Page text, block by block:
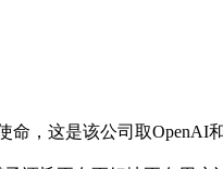
，这是该公司取OpenAI